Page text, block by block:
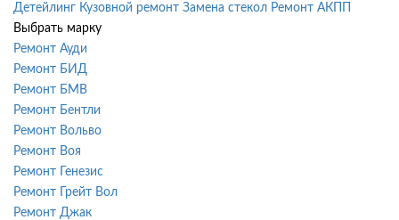
Детейлинг Кузовной ремонт Замена стекол Ремонт АКПП
Выбрать марку
Ремонт Ауди
Ремонт БИД
Ремонт БМВ
Ремонт Бентли
Ремонт Вольво
Ремонт Воя
Ремонт Генезис
Ремонт Грейт Вол
Ремонт Джак